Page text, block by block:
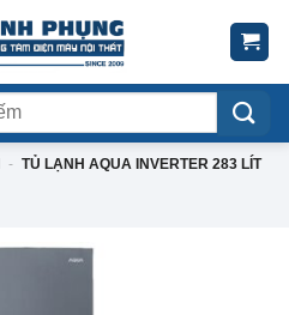
- TỦ LẠNH AQUA INVERTER 283 LÍT